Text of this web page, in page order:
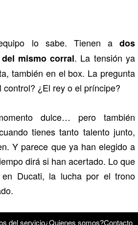
lo sabe. Tienen a dos
mismo corral. La tensión ya
también en el box. La pregunta
¿El rey o el príncipe?
dulce… pero también
tienes tanto talento junto,
Y parece que ya han elegido a
dirá si han acertado. Lo que
Ducati, la lucha por el trono
del servicio¿Quienes somos?Contacto